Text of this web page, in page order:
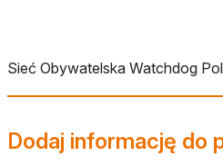
Sieć Obywatelska Watchdog
Dodaj informację do